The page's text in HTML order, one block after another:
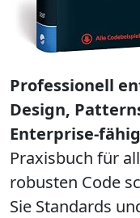
Professionell
Design,
Enterprise-
Praxisbuch für
robusten Code
Sie Standards